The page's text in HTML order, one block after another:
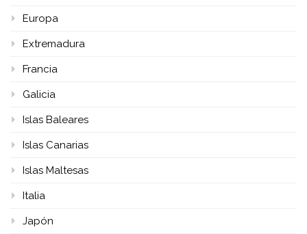
Europa
Extremadura
Francia
Galicia
Islas Baleares
Islas Canarias
Islas Maltesas
Italia
Japón